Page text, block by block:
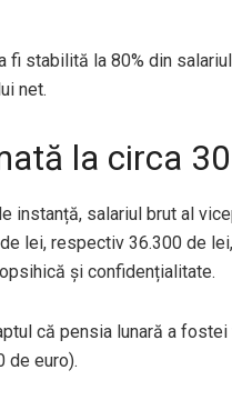
fi stabilită la 80% din
net.
la circa
instanță, salariul brut al
lei, respectiv 36.300 de
și confidențialitate.
că pensia lunară a
de euro).